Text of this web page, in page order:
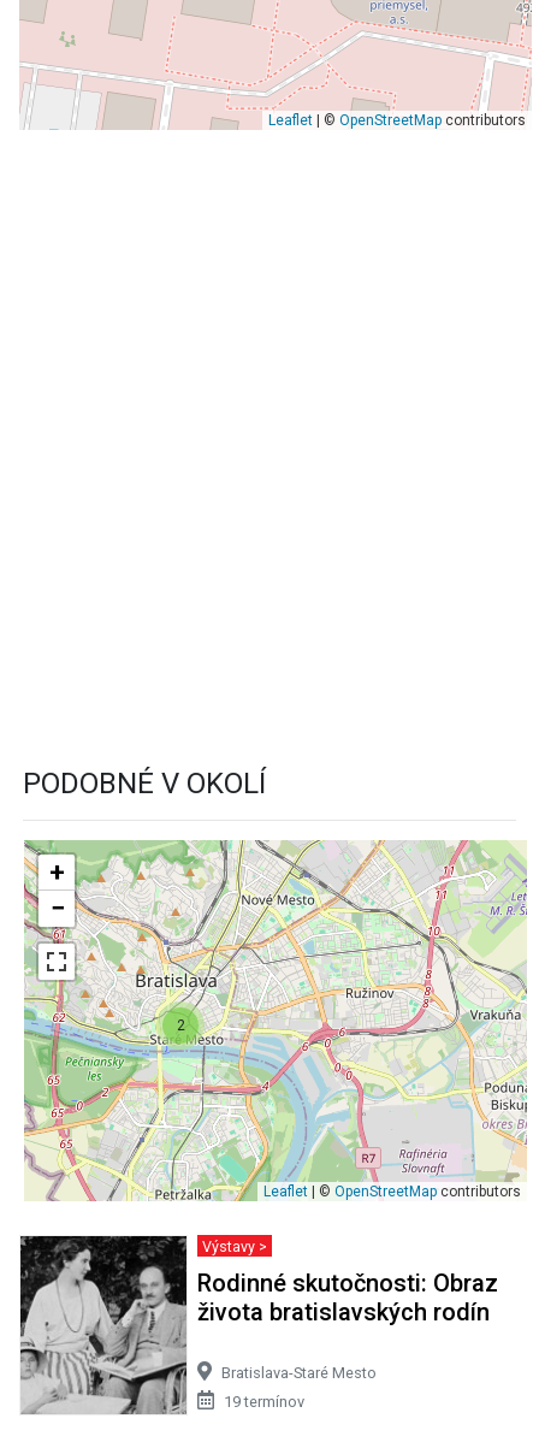
Leaflet| © OpenStreetMapcontributors
PODOBNÉ V OKOLÍ
2
+
−
Leaflet | © OpenStreetMap contributors
Výstavy >
Rodinné skutočnosti: Obraz
života bratislavských rodín
Bratislava-Staré Mesto
19 termínov